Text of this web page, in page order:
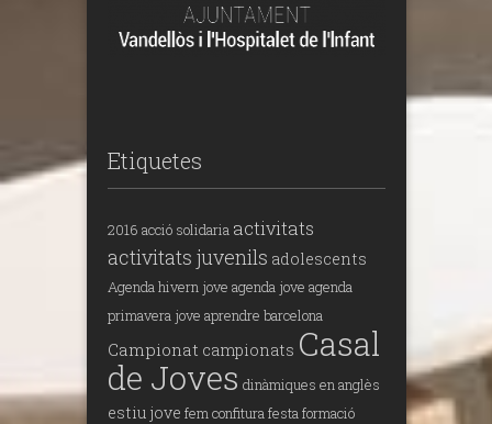
Etiquetes
2016 acció solidaria activitats
activitats juvenils adolescents
Agenda hivern jove agenda jove agenda
primavera jove aprendre barcelona
Campionat campionats Casal
de Joves dinàmiques en anglès
estiu jove fem confitura festa formació